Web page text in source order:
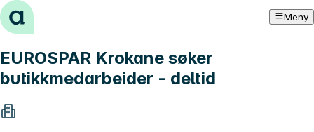
Hopp til innhold Meny
EUROSPAR Krokane søker
butikkmedarbeider - deltid